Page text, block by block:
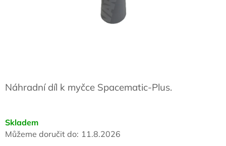
Skladem
Můžeme doručit do: 11.8.2026
Náhradní díl k myčce Spacematic-Plus.